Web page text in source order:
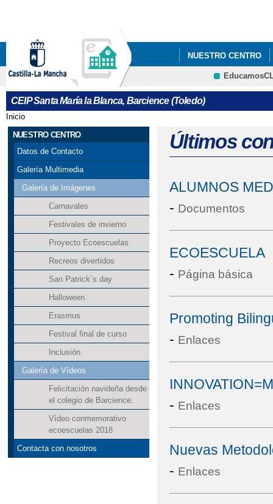
NUESTRO CENTRO
INFÓRMATE
CEIP Santa María la Blanca, Barcience (Toledo)
Se encuentra usted aquí
Inicio
NUESTRO CENTRO
Datos de Contacto
Galería Multimedia
Galería de Imágenes
Carnavales
Festivales de invierno
Proyecto Ecoescuelas.
Recreos divertidos
San Patrick´s day
Halloween
Erasmus
Festival final de curso
Inclusión
Galería de Vídeos
Felicitación navideña desde
el colegio de Barcience.
Vídeo conmemorativo
ecoescuelas 2018
Contacta con nosotros
Últimos
ALUMNOS
- Documentos
ECOESCUELA
- Página básica
Promoting
- Enlaces
- Enlaces
Nuevas
- Enlaces